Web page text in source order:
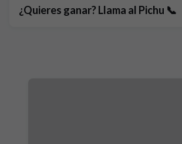
¿Quieres ganar? Llama al Pichu 📞